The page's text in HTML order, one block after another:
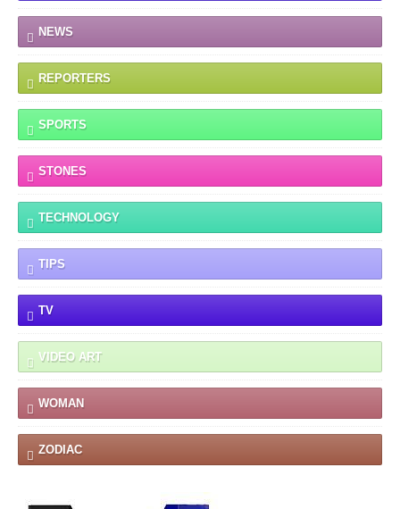
NEWS
REPORTERS
SPORTS
STONES
TECHNOLOGY
TIPS
TV
VIDEO ART
WOMAN
ZODIAC